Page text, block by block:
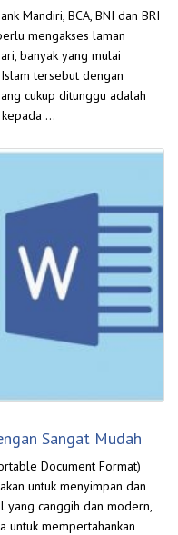
Mandiri, BCA, BNI dan BRI
mengakses laman
banyak yang mulai
tersebut dengan
cukup ditunggu adalah
kepada …
Sangat Mudah
Document Format)
untuk menyimpan dan
yang canggih dan modern,
untuk mempertahankan